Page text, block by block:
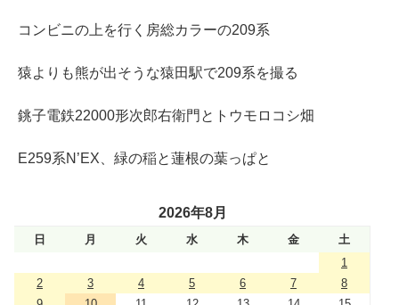
コンビニの上を行く房総カラーの209系
猿よりも熊が出そうな猿田駅で209系を撮る
銚子電鉄22000形次郎右衛門とトウモロコシ畑
E259系N’EX、緑の稲と蓮根の葉っぱと
2026年8月
日 月 火 水 木 金
土
1
2
3 4 5 6 7
8